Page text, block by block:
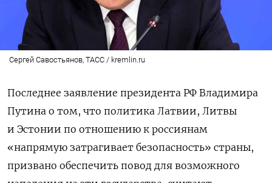
Сергей Савостьянов, ТАСС / kremlin.ru
Последнее заявление президента РФ Владимира
Путина о том, что политика Латвии, Литвы
и Эстонии по отношению к россиянам
«напрямую затрагивает безопасность» страны,
призвано обеспечить повод для возможного